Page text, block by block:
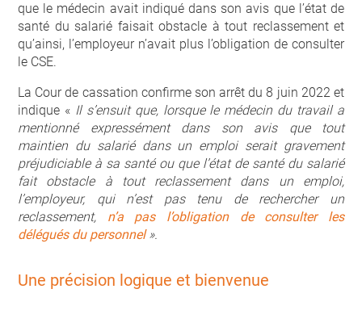
que le médecin avait indiqué dans son avis que l’état de
santé du salarié faisait obstacle à tout reclassement et
qu’ainsi, l’employeur n’avait plus l’obligation de consulter
le CSE.
La Cour de cassation confirme son arrêt du 8 juin 2022 et
indique « Il s’ensuit que, lorsque le médecin du travail a
mentionné expressément dans son avis que tout
maintien du salarié dans un emploi serait gravement
préjudiciable à sa santé ou que l’état de santé du salarié
fait obstacle à tout reclassement dans un emploi,
l’employeur, qui n’est pas tenu de rechercher un
reclassement, n’a pas l’obligation de consulter les
délégués du personnel».
Une précision logique et bienvenue